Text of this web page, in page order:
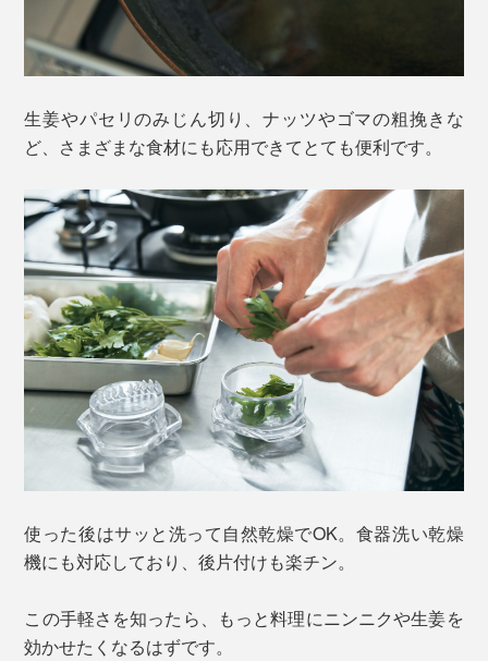
生姜やパセリのみじん切り、ナッツやゴマの粗挽きな
ど、さまざまな食材にも応用できてとても便利です。
使った後はサッと洗って自然乾燥でOK。食器洗い乾燥
機にも対応しており、後片付けも楽チン。
この手軽さを知ったら、もっと料理にニンニクや生姜を
効かせたくなるはずです。